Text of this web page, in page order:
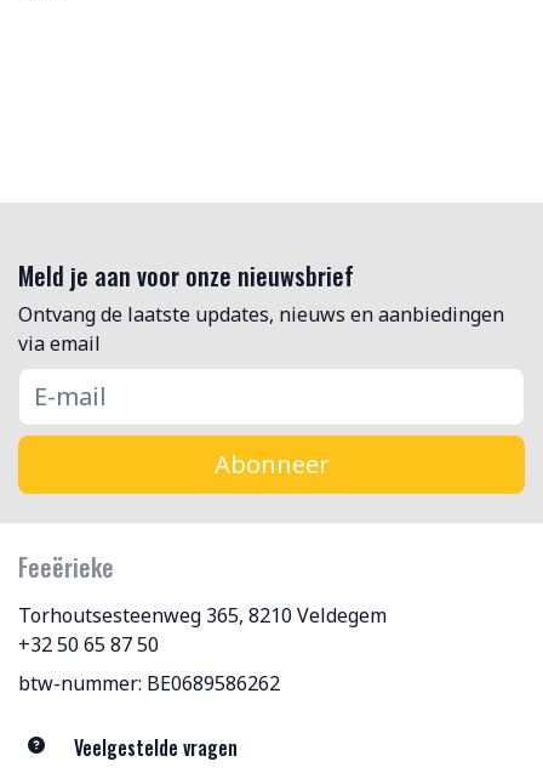
Meld je aan voor onze nieuwsbrief
Ontvang de laatste updates, nieuws en aanbiedingen
via email
Abonneer
Feeërieke
Torhoutsesteenweg 365, 8210 Veldegem
+32 50 65 87 50
btw-nummer: BE0689586262
Veelgestelde vragen